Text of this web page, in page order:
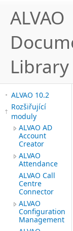
ALVAO
Library
ALVAO 10.2
Rozšiřující
moduly
ALVAO AD
Account
Creator
ALVAO
Attendance
ALVAO Call
Centre
Connector
ALVAO
Configuration
Management